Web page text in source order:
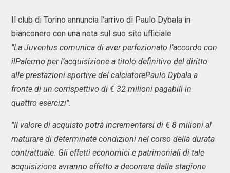
Il club di Torino annuncia l'arrivo di Paulo Dybala in
bianconero con una nota sul suo sito ufficiale.
"La Juventus comunica di aver perfezionato l’accordo con
ilPalermo per l’acquisizione a titolo definitivo del diritto
alle prestazioni sportive del calciatorePaulo Dybala a
fronte di un corrispettivo di € 32 milioni pagabili in
quattro esercizi".
"Il valore di acquisto potrà incrementarsi di € 8 milioni al
maturare di determinate condizioni nel corso della durata
contrattuale. Gli effetti economici e patrimoniali di tale
acquisizione avranno effetto a decorrere dalla stagione